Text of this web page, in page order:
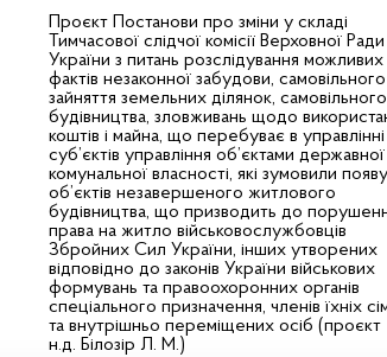
Проєкт Постанови про зміни у складі
Тимчасової слідчої комісії Верховної Ради
України з питань розслідування можливих
фактів незаконної забудови, самовільного
зайняття земельних ділянок, самовільного
будівництва, зловживань щодо
коштів і майна, що перебуває в управлінні
суб’єктів управління об’єктами державної
комунальної власності, які зумовили появу
об’єктів незавершеного житлового
будівництва, що призводить до
права на житло військовослужбовців
Збройних Сил України, інших утворених
відповідно до законів України військових
формувань та правоохоронних органів
спеціального призначення, членів їхніх
та внутрішньо переміщених осіб (проєкт
н.д. Білозір Л. М.)